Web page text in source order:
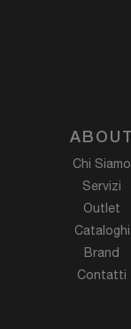
ABOUT
Chi Siamo
Servizi
Outlet
Cataloghi
Brand
Contatti